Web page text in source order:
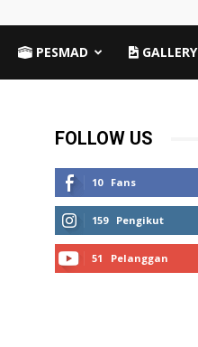
PESMAD GALLERY
FOLLOW US
10 Fans
159 Pengikut
51 Pelanggan